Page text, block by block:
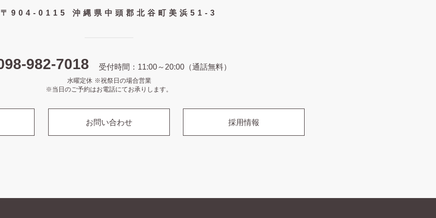
〒904-0115 沖縄県中頭郡北谷町美浜51-3
982-7018 受付時間：11:00～20:00（通話無料）
水曜定休 ※祝祭日の場合営業
※当日のご予約はお電話にてお承りします。
お問い合わせ 採用情報